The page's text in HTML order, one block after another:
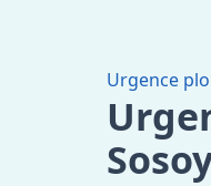
Urgence